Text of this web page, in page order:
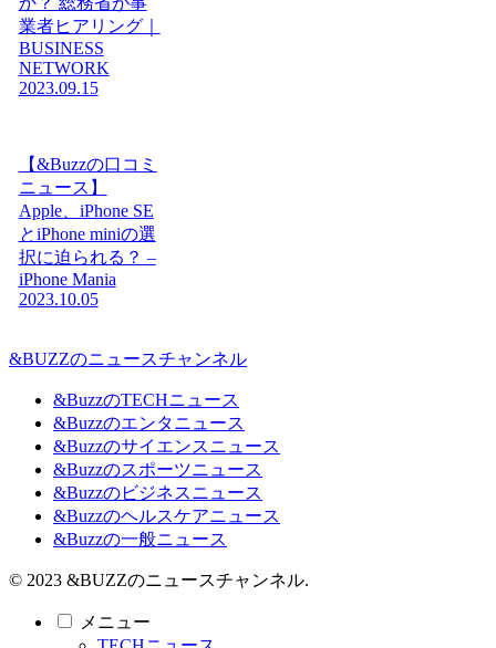
業者ヒアリング｜
BUSINESS
NETWORK
2023.09.15
【&Buzzの口コミ
ニュース】
Apple、iPhone SE
とiPhone miniの選
択に迫られる？ –
iPhone Mania
2023.10.05
&BUZZのニュースチャンネル
&BuzzのTECHニュース
&Buzzのエンタニュース
&Buzzのサイエンスニュース
&Buzzのスポーツニュース
&Buzzのビジネスニュース
&Buzzのヘルスケアニュース
&Buzzの一般ニュース
© 2023 &BUZZのニュースチャンネル.
メニュー